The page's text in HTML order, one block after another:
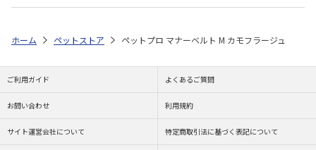
ホーム ペットストア ペットプロ マナーベルト M カモフラージュ
ご利用ガイド よくあるご質問
お問い合わせ 利用規約
サイト運営会社について 特定商取引法に基づく表記について